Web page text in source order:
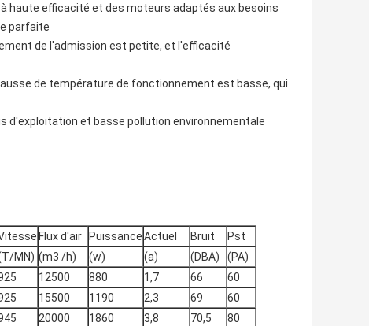
haute efficacité et des moteurs adaptés aux besoins
parfaite
de l'admission est petite, et l'efficacité
de température de fonctionnement est basse, qui
d'exploitation et basse pollution environnementale
Flux d'air PuissanceActuel Bruit
Pst
MN) (m3 /h) (w) (a) (DBA)
(PA)
12500 880 1,7 66
60
15500 1190 2,3 69
60
20000 1860 3,8 70,5
80